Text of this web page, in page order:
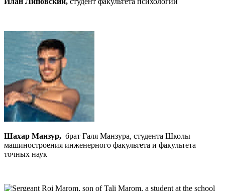
Шахар Манзур, брат Галя Манзура, студента Школы
машиностроения инженерного факультета и факультета
точных наук